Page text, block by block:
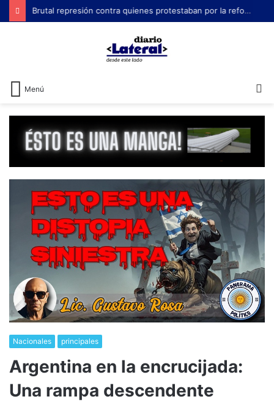
Brutal represión contra quienes protestaban por la reforma laboral de Milei
Menú
Nacionales principales
Argentina en la encrucijada:
Una rampa descendente